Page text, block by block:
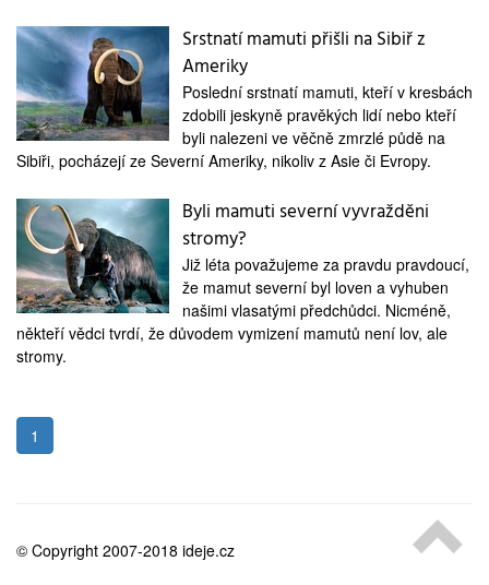
tajemství
firmy
zdraví
medicína
Srstnatí mamuti přišli na Sibiř z
Ameriky
Poslední srstnatí mamuti, kteří v kresbách
zdobili jeskyně pravěkých lidí nebo kteří
byli nalezeni ve věčně zmrzlé půdě na
Sibiři, pocházejí ze Severní Ameriky, nikoliv z Asie či Evropy.
Byli mamuti severní vyvražděni
stromy?
Již léta považujeme za pravdu pravdoucí,
že mamut severní byl loven a vyhuben
našimi vlasatými předchůdci. Nicméně,
někteří vědci tvrdí, že důvodem vymizení mamutů není lov, ale
stromy.
1
© Copyright 2007-2018 ideje.cz